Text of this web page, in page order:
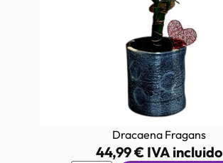
Dracaena Fragans
44,99€IVA incluido